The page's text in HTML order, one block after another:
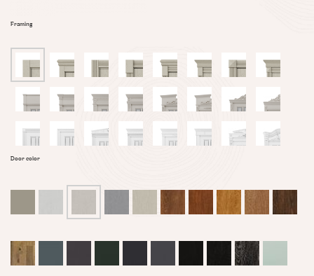
Framing
Door color